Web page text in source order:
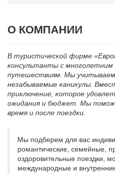
О КОМПАНИИ
В туристической фирме
консультанты с
путешествиям. Мы учитываем
незабываемые каникулы.
приключение, которое
ожидания и бюджет. Мы
время и после поездки.
Мы подберем для вас
романтические, семейные,
оздоровительные поездки,
международные и